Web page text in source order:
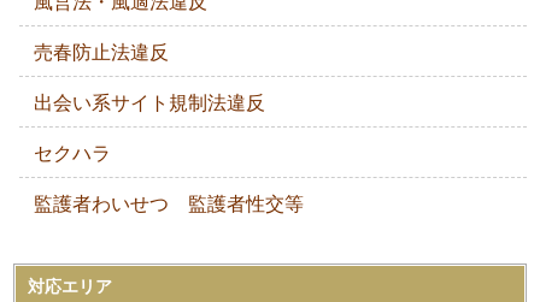
売春防止法違反
出会い系サイト規制法違反
セクハラ
監護者わいせつ 監護者性交等
対応エリア